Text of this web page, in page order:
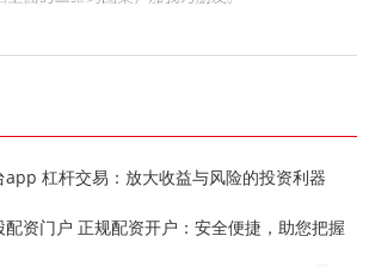
app 杠杆交易：放大收益与风险的投资利器
资门户 正规配资开户：安全便捷，助您把握